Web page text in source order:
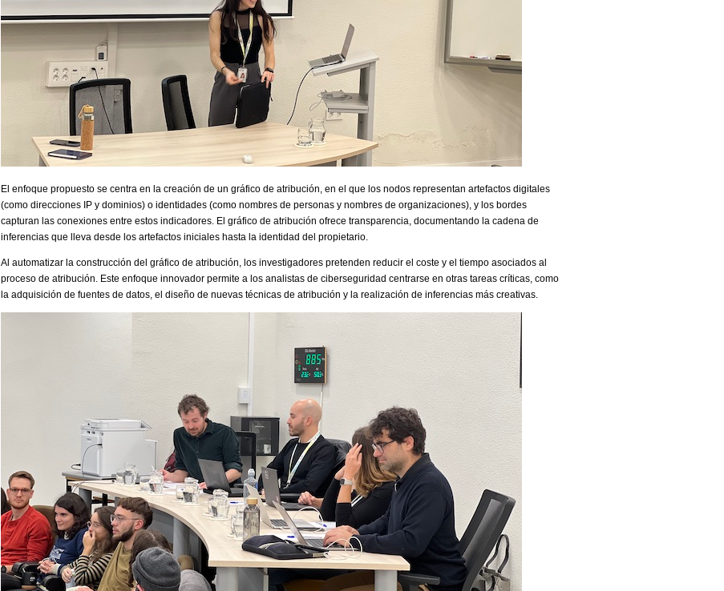
El enfoque propuesto se centra en la creación de un gráfico de atribución, en el que los nodos representan artefactos digitales
(como direcciones IP y dominios) o identidades (como nombres de personas y nombres de organizaciones), y los bordes
capturan las conexiones entre estos indicadores. El gráfico de atribución ofrece transparencia, documentando la cadena de
inferencias que lleva desde los artefactos iniciales hasta la identidad del propietario.
Al automatizar la construcción del gráfico de atribución, los investigadores pretenden reducir el coste y el tiempo asociados al
proceso de atribución. Este enfoque innovador permite a los analistas de ciberseguridad centrarse en otras tareas críticas, como
la adquisición de fuentes de datos, el diseño de nuevas técnicas de atribución y la realización de inferencias más creativas.